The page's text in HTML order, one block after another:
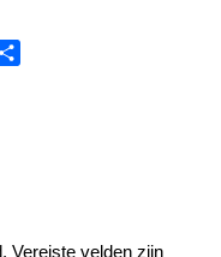
Vereiste velden zijn